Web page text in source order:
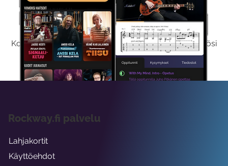
Kokeile Ilmaiseksi
Kokeilemalla ilmaiseksi saat koko sisältömme käyttöösi
viikon ajaksi.
Rockway.fi palvelu
Lahjakortit
Käyttöehdot